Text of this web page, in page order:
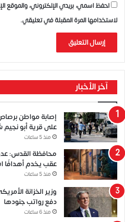
احفظ اسمي، بريدي الإلكتروني، والموقع
لاستخدامها المرة المقبلة في تعليقي.
آخر الأخبار
إصابة مواطن
على قرية أبو
منذ 5 ساعات
محافظة القدس:
عقب يخدم أهدافًا
منذ 5 ساعات
وزير الخزانة
دفع رواتب جنودها
منذ 6 ساعات